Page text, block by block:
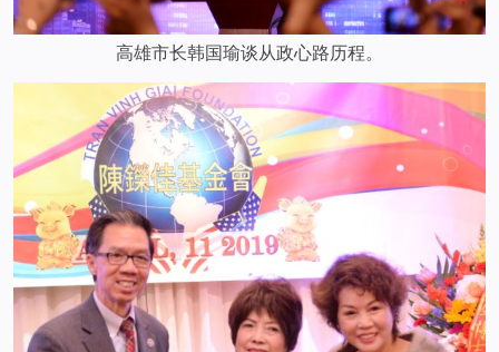
高雄市长韩国瑜谈从政心路历程。